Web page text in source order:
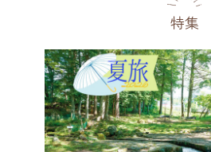
名所・旧跡 温泉・スパ
特集